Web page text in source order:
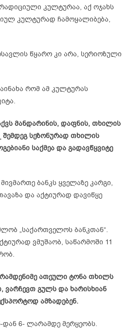
კულტურაა, აქ ოჯახს
კულტურად ჩამოყალიბება,
წყარო კი არა, სერიოზული
რომ ამ კულტურას
მანდარინის, დაფნის, თხილის
შემდეგ სეზონურად თხილის
საქმეა და გადავწყვიტე
ბანკს ყველაზე კარგი,
და აქტიურად დავიწყე
„საქართველოს ბანკთან“.
ვმუშაობ, საწარმოში 11
ათეული ტონა თხილს
ვარჩევთ გულს და ხარისხიან
ამზადებენ.
6- ლარამდე მერყეობს.